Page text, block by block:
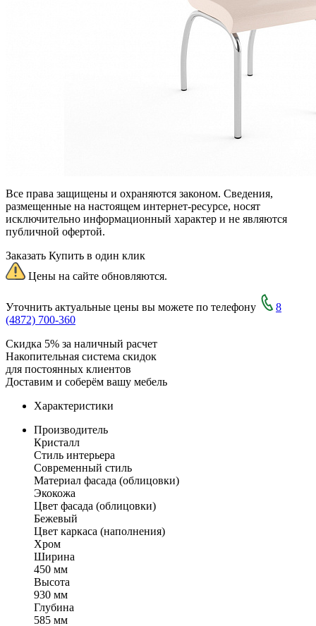
Все права защищены и охраняются законом. Сведения,
размещенные на настоящем интернет-ресурсе, носят
исключительно информационный характер и не являются
публичной офертой.
Заказать Купить в один клик
Цены на сайте обновляются.
Уточнить актуальные цены вы можете по телефону
8
(4872) 700-360
Скидка 5% за наличный расчет
Накопительная система скидок
для постоянных клиентов
Доставим и соберём вашу мебель
Характеристики
Производитель
Кристалл
Стиль интерьера
Современный стиль
Материал фасада (облицовки)
Экокожа
Цвет фасада (облицовки)
Бежевый
Цвет каркаса (наполнения)
Хром
Ширина
450 мм
Высота
930 мм
Глубина
585 мм